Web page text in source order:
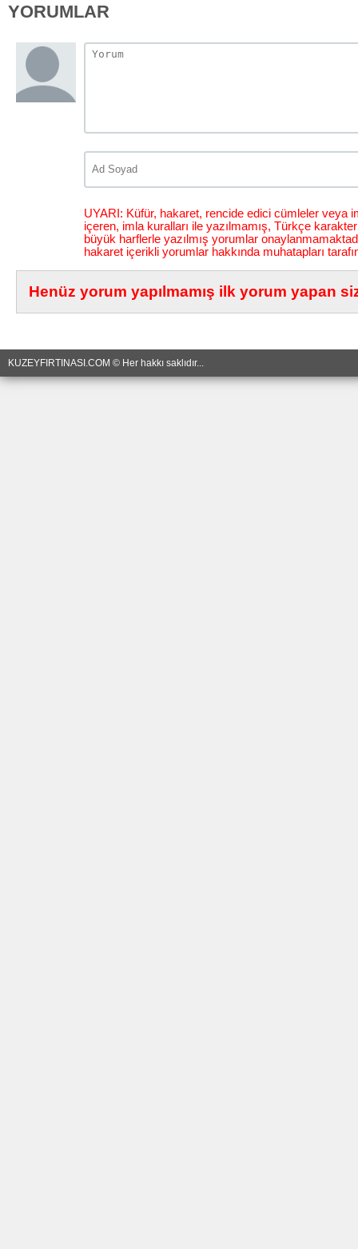
YORUMLAR
UYARI: Küfür, hakaret, rencide edici cümleler veya
içeren, imla kuralları ile yazılmamış, Türkçe
büyük harflerle yazılmış yorumlar
hakaret içerikli yorumlar hakkında muhatapları
Henüz yorum yapılmamış ilk yorum yapan
KUZEYFIRTINASI.COM © Her hakkı saklıdır...